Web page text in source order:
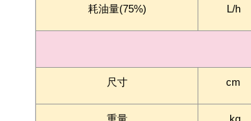
耗油量(75%) L/h
尺寸 cm
重量 kg